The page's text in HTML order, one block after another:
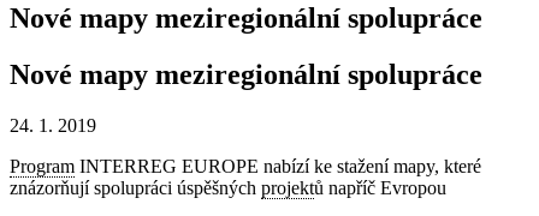
Nové mapy meziregionální spolupráce
Nové mapy meziregionální spolupráce
24. 1. 2019
Program INTERREG EUROPE nabízí ke stažení mapy, které
znázorňují spolupráci úspěšných projektů napříč Evropou